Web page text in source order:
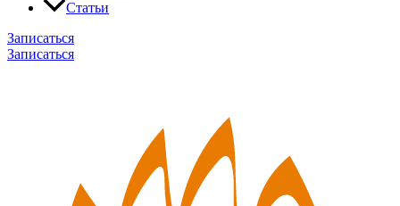
Статьи
Записаться
Записаться